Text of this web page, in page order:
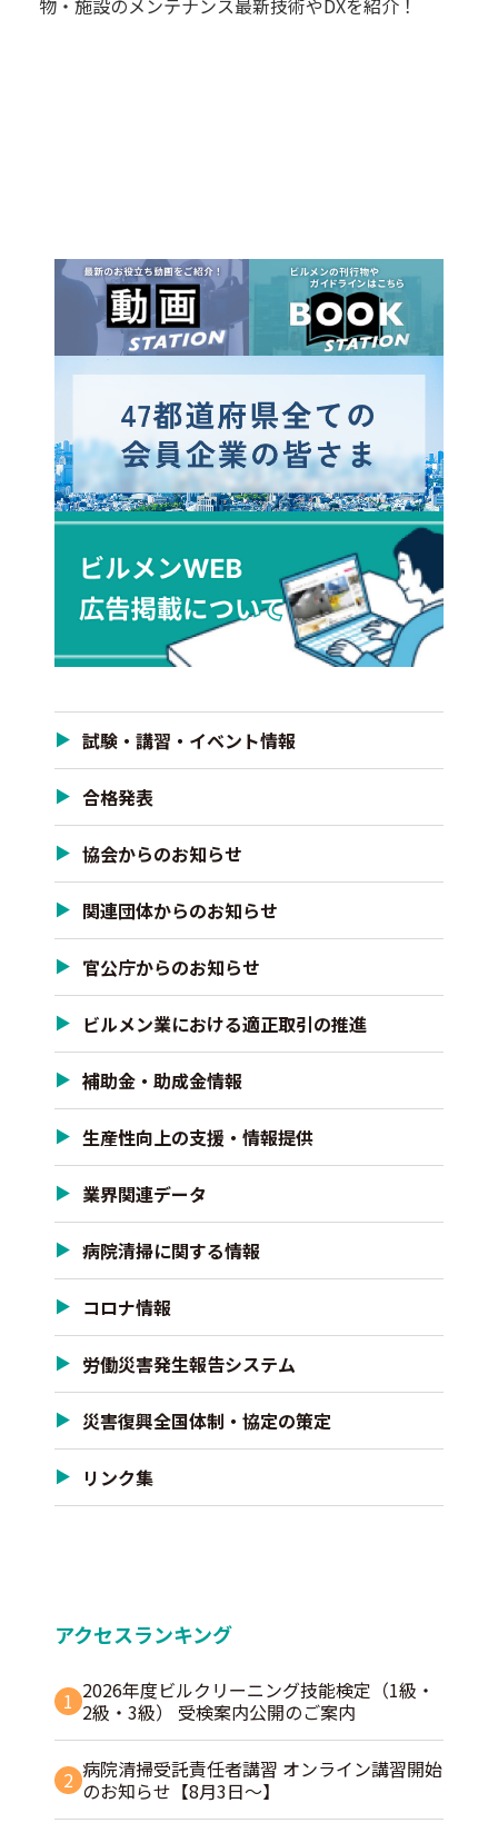
物・施設のメンテナンス最新技術やDXを紹介！
試験・講習・イベント情報
合格発表
協会からのお知らせ
関連団体からのお知らせ
官公庁からのお知らせ
ビルメン業における適正取引の推進
補助金・助成金情報
生産性向上の支援・情報提供
業界関連データ
病院清掃に関する情報
コロナ情報
労働災害発生報告システム
災害復興全国体制・協定の策定
リンク集
アクセスランキング
1 2026年度ビルクリーニング技能検定（1級・
2級・3級） 受検案内公開のご案内
2 病院清掃受託責任者講習 オンライン講習開始
のお知らせ【8月3日～】